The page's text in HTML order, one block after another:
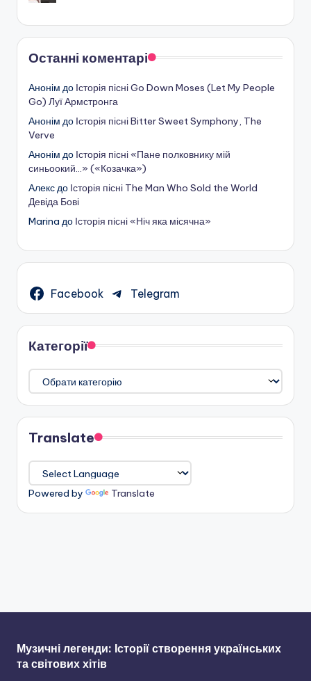
Останні коментарі
Анонім до Історія пісні Go Down Moses (Let My People
Go) Луї Армстронга
Анонім до Історія пісні Bitter Sweet Symphony, The
Verve
Анонім до Історія пісні «Пане полковнику мій
синьоокий…» («Козачка»)
Алекс до Історія пісні The Man Who Sold the World
Девіда Бові
Marina до Історія пісні «Ніч яка місячна»
Facebook Telegram
Категорії
Категорії
Translate
Powered by Translate
Музичні легенди: Історії створення українських
та світових хітів